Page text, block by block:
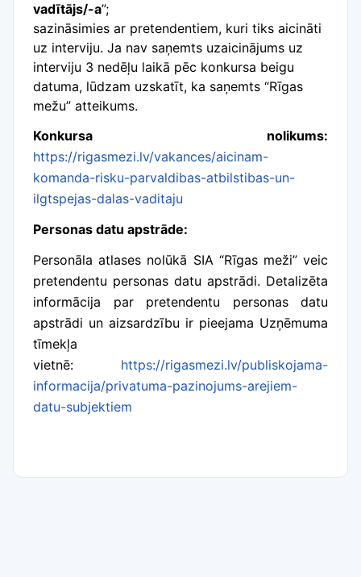
vadītājs/-a”;
sazināsimies ar pretendentiem, kuri tiks aicināti
uz interviju. Ja nav saņemts uzaicinājums uz
interviju 3 nedēļu laikā pēc konkursa beigu
datuma, lūdzam uzskatīt, ka saņemts “Rīgas
mežu” atteikums.
Konkursa nolikums:
https://rigasmezi.lv/vakances/aicinam-
komanda-risku-parvaldibas-atbilstibas-un-
ilgtspejas-dalas-vaditaju
Personas datu apstrāde:
Personāla atlases nolūkā SIA “Rīgas meži” veic
pretendentu personas datu apstrādi. Detalizēta
informācija par pretendentu personas datu
apstrādi un aizsardzību ir pieejama Uzņēmuma
tīmekļa
vietnē: https://rigasmezi.lv/publiskojama-
informacija/privatuma-pazinojums-arejiem-
datu-subjektiem